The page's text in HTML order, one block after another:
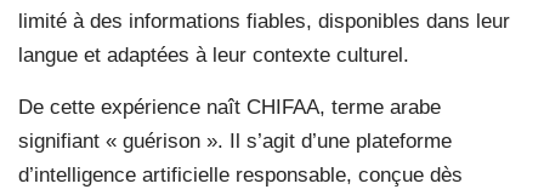
limité à des informations fiables, disponibles dans leur
langue et adaptées à leur contexte culturel.
De cette expérience naît CHIFAA, terme arabe
signifiant « guérison ». Il s’agit d’une plateforme
d’intelligence artificielle responsable, conçue dès